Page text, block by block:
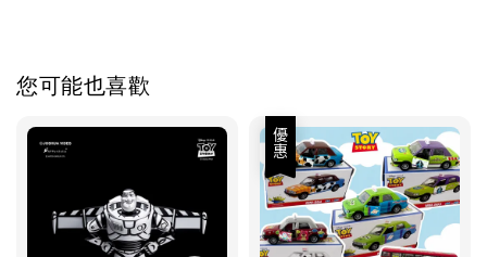
您可能也喜歡
優惠